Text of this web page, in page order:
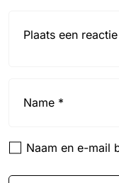
Naam en e-mail